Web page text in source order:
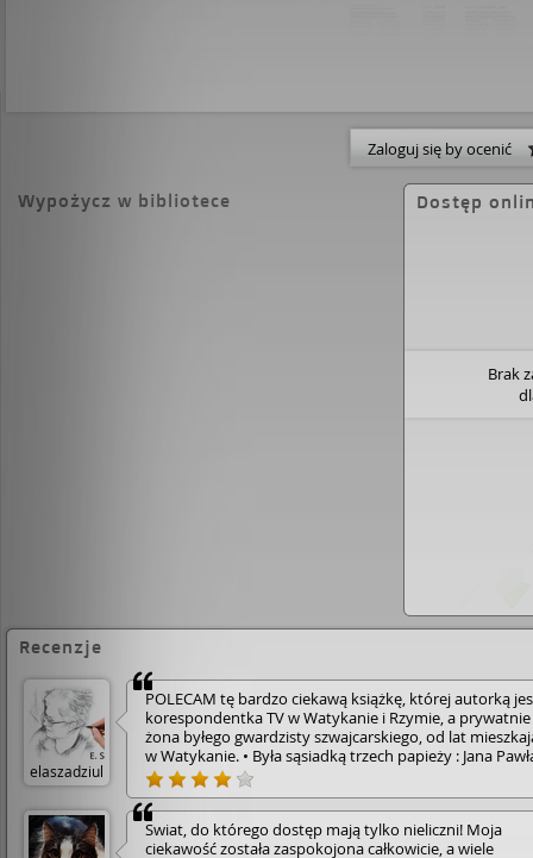
Zaloguj się by ocenić
Wypożycz w bibliotece Dostęp
Brak
Recenzje
elaszadziul
POLECAM tę bardzo ciekawą książkę, której autorką
korespondentka TV w Watykanie i Rzymie, a prywatnie
żona byłego gwardzisty szwajcarskiego, od lat
w Watykanie. • Była sąsiadką trzech papieży : Jana
u schyłku jego pontyfikatu, Benedykta XVI i obecnego
Franciszka. • W tej niezwykłej książce autorka
nas za mury miasta - państwa za Spiżową Bramą,
kulisy jego funkcjonowania i specyfikę , z jednej strony
siedziby papieża i ciekawego turystycznie miejsca, a z
Świat, do którego dostęp mają tylko nieliczni! Moja
ciekawość została zaspokojona całkowicie, a wiele